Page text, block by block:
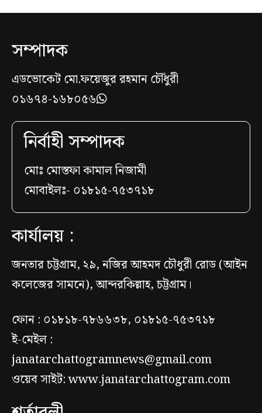
সম্পাদক
এডভোকেট মো.ফয়েজুর রহমান চৌঁধুরী
০১৬৭৪-১৬৮০৫৬
নির্বাহী সম্পাদক
মোঃ মোস্তফা কামাল নিজামী
মোবাইলঃ- ০১৮১৫-৭৫৩৭১৮
কার্যালয় :
জনতার চট্টগ্রাম, ২৯, নজির আহমদ চৌধুরী রোড (আইন
কলেজের সামনে), আন্দরকিল্লাহ, চট্টগ্রাম।
ফোন : ০১৮১৮-৭৮৬৬৩৮, ০১৮১৫-৭৫৩৭১৮
ই-মেইল :
janatarchattogramnews@gmail.com
ওয়েব সাইট: www.janatarchattogram.com